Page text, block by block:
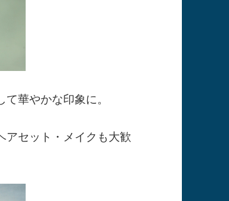
華やかな印象に。
アセット・メイクも大歓